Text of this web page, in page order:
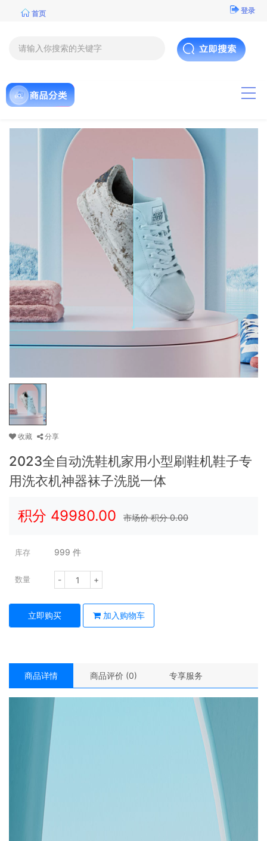
首页 登录
收藏 分享
2023全自动洗鞋机家用小型刷鞋机鞋子专
用洗衣机神器袜子洗脱一体
积分 49980.00 市场价 积分0.00
库存 999 件
数量 - +
立即购买 加入购物车
商品详情 商品评价 (0) 专享服务